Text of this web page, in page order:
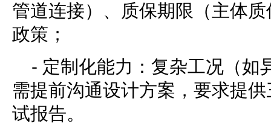
管道连接）、质保期限（主体
政策；
- 定制化能力：复杂工况（如
需提前沟通设计方案，要求提
试报告。